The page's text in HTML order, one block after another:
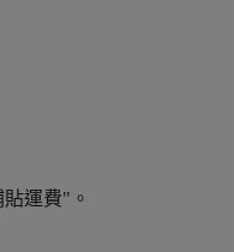
運費"。